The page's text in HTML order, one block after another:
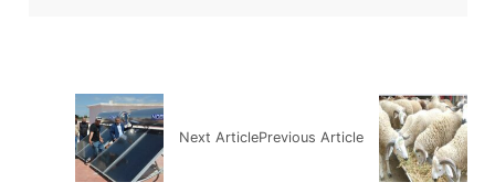
Previous Article
Next Article